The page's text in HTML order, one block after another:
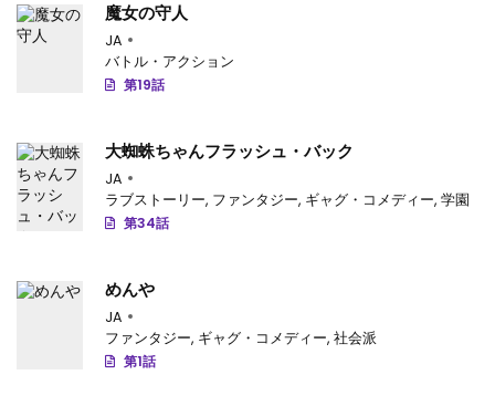
魔女の守人
JA
バトル・アクション
第19話
大蜘蛛ちゃんフラッシュ・バック
JA
ラブストーリー, ファンタジー, ギャグ・コメディー, 学園
第34話
めんや
JA
ファンタジー, ギャグ・コメディー, 社会派
第1話